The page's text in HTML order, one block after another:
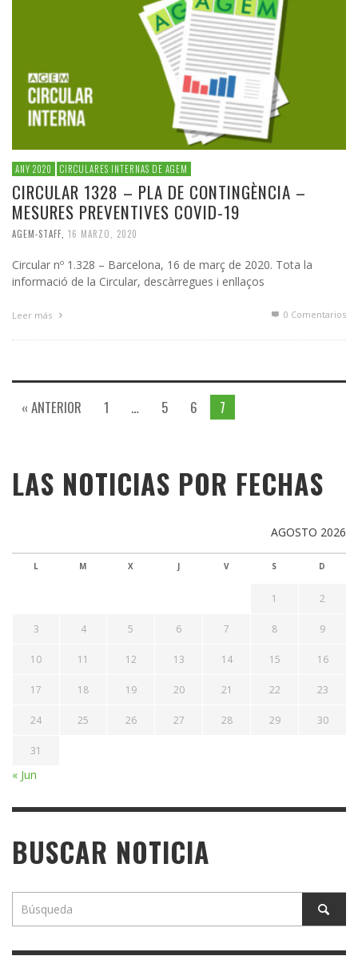
ANY 2020 CIRCULARES INTERNAS DE AGEM
CIRCULAR 1328 – PLA DE CONTINGÈNCIA –
MESURES PREVENTIVES COVID-19
AGEM-STAFF 16 MARZO, 2020
Circular nº 1.328 – Barcelona, 16 de març de 2020. Tota la
informació de la Circular, descàrregues i enllaços
Leer más 0 Comentarios
« ANTERIOR 1 … 5 6 7
LAS NOTICIAS POR FECHAS
AGOSTO 2026
L M X J V S D
1 2
3 4 5 6 7 8 9
10 11 12 13 14 15 16
17 18 19 20 21 22 23
24 25 26 27 28 29 30
31
« Jun
BUSCAR NOTICIA